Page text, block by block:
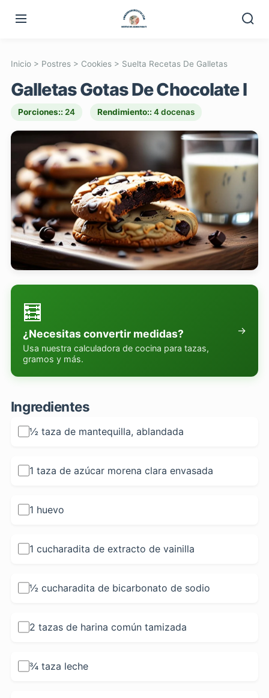
Inicio> Postres> Cookies> Suelta Recetas De Galletas
Galletas Gotas De Chocolate I
Porciones:: 24 Rendimiento:: 4 docenas
🧮
¿Necesitas convertir medidas?
Usa nuestra calculadora de cocina para tazas,
gramos y más.
→
Ingredientes
½ taza de mantequilla, ablandada
1 taza de azúcar morena clara envasada
1 huevo
1 cucharadita de extracto de vainilla
½ cucharadita de bicarbonato de sodio
2 tazas de harina común tamizada
¾ taza leche